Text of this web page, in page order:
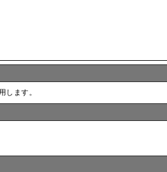
します。